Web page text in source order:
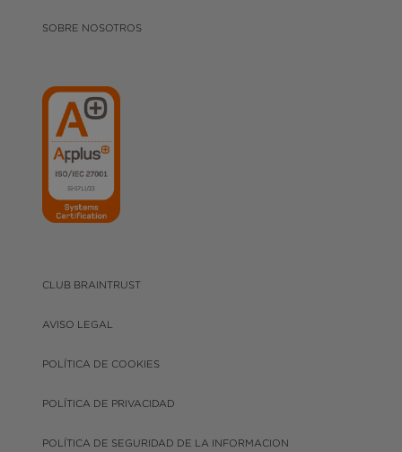
SOBRE NOSOTROS
CLUB BRAINTRUST
AVISO LEGAL
POLÍTICA DE COOKIES
POLÍTICA DE PRIVACIDAD
POLÍTICA DE SEGURIDAD DE LA INFORMACION